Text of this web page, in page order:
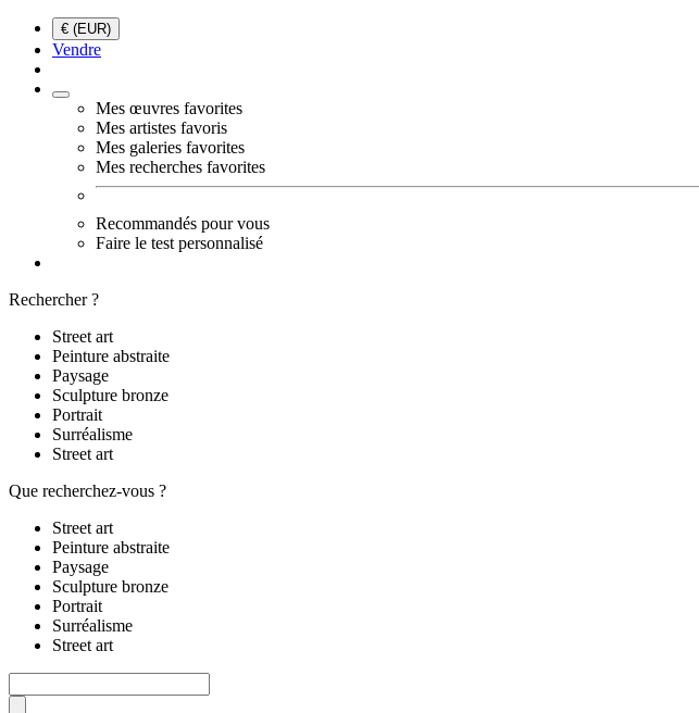
€ (EUR)
Vendre
Mes œuvres favorites
Mes artistes favoris
Mes galeries favorites
Mes recherches favorites
Recommandés pour vous
Faire le test personnalisé
Rechercher ?
Street art
Peinture abstraite
Paysage
Sculpture bronze
Portrait
Surréalisme
Street art
Que recherchez-vous ?
Street art
Peinture abstraite
Paysage
Sculpture bronze
Portrait
Surréalisme
Street art